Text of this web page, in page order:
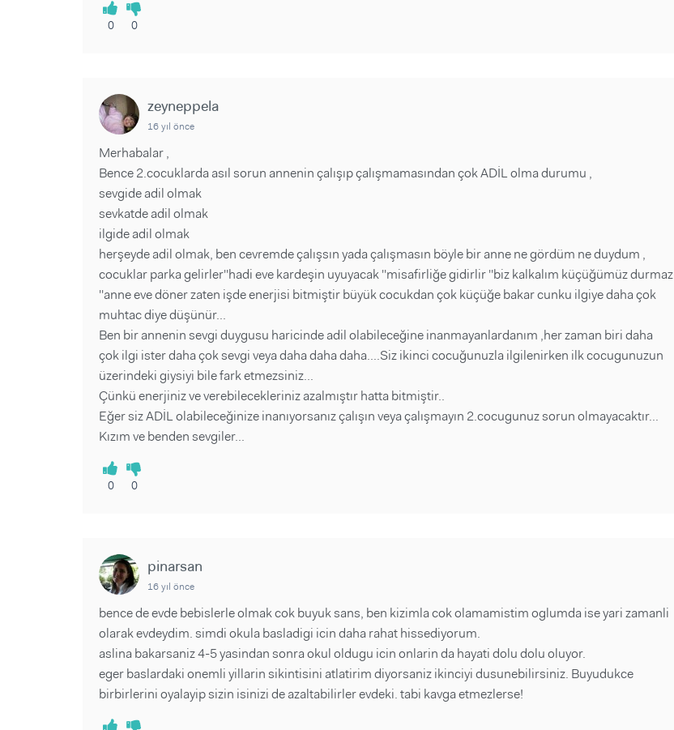
0 0
zeyneppela
16 yıl önce
Merhabalar ,
Bence 2.cocuklarda asıl sorun annenin çalışıp çalışmamasından çok ADİL olma durumu ,
sevgide adil olmak
sevkatde adil olmak
ilgide adil olmak
herşeyde adil olmak, ben cevremde çalışsın yada çalışmasın böyle bir anne ne gördüm ne duydum ,
cocuklar parka gelirler''hadi eve kardeşin uyuyacak ''misafirliğe gidirlir ''biz kalkalım küçüğümüz durmaz
''anne eve döner zaten işde enerjisi bitmiştir büyük cocukdan çok küçüğe bakar cunku ilgiye daha çok
muhtac diye düşünür...
Ben bir annenin sevgi duygusu haricinde adil olabileceğine inanmayanlardanım ,her zaman biri daha
çok ilgi ister daha çok sevgi veya daha daha daha....Siz ikinci cocuğunuzla ilgilenirken ilk cocugunuzun
üzerindeki giysiyi bile fark etmezsiniz...
Çünkü enerjiniz ve verebilecekleriniz azalmıştır hatta bitmiştir..
Eğer siz ADİL olabileceğinize inanıyorsanız çalışın veya çalışmayın 2.cocugunuz sorun olmayacaktır...
Kızım ve benden sevgiler...
0 0
pinarsan
16 yıl önce
bence de evde bebislerle olmak cok buyuk sans, ben kizimla cok olamamistim oglumda ise yari zamanli
olarak evdeydim. simdi okula basladigi icin daha rahat hissediyorum.
aslina bakarsaniz 4-5 yasindan sonra okul oldugu icin onlarin da hayati dolu dolu oluyor.
eger baslardaki onemli yillarin sikintisini atlatirim diyorsaniz ikinciyi dusunebilirsiniz. Buyudukce
birbirlerini oyalayip sizin isinizi de azaltabilirler evdeki. tabi kavga etmezlerse!